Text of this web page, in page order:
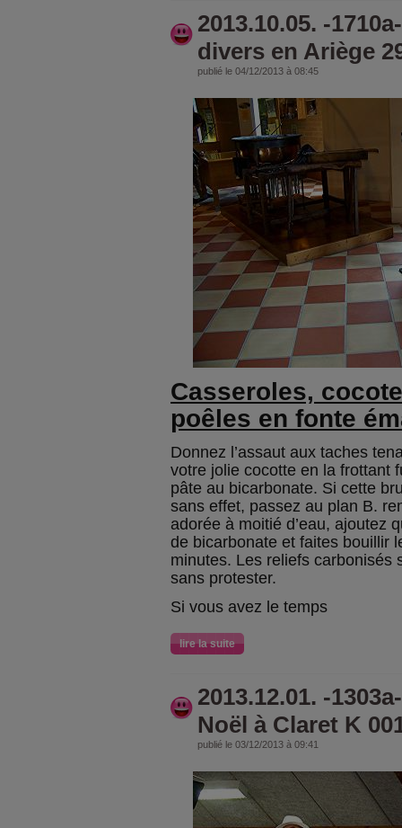
2013.10.05. -
divers en Ariège
publié le 04/12/2013 à 08:45
Casseroles,
poêles en fonte
Donnez l’assaut aux taches
votre jolie cocotte en la frottant
pâte au bicarbonate. Si cette
sans effet, passez au plan B.
adorée à moitié d’eau, ajoutez
de bicarbonate et faites bouillir
minutes. Les reliefs carbonisés
sans protester.
Si vous avez le temps
lire la suite
2013.12.01. -
Noël à Claret K
publié le 03/12/2013 à 09:41